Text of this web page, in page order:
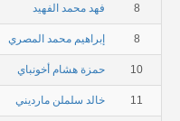
8 فهد محمد الفهيد
8 إبراهيم محمد المصري
10 حمزة هشام أخونباي
11 خالد سلملن مارديني